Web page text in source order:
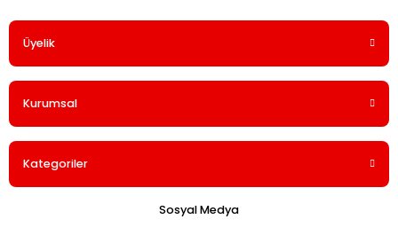
Üyelik
Kurumsal
Kategoriler
Sosyal Medya